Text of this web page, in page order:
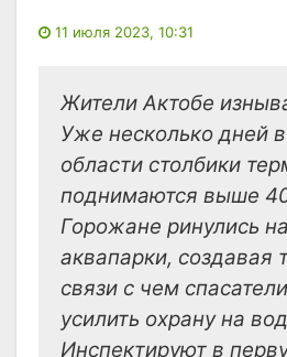
11 июля 2023, 10:31
Жители Актобе
Уже несколько дней
области столбики
поднимаются выше
Горожане ринулись
аквапарки, создавая
связи с чем
усилить охрану на
Инспектируют в